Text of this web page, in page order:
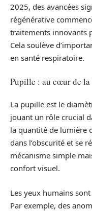
2025, des avancées
régénérative
traitements innovants
Cela soulève
en santé respiratoire.
Pupille : au cœur de
La pupille est le
jouant un rôle crucial
la quantité de lumière
dans l’obscurité et se
mécanisme simple
confort visuel.
Les yeux humains
Par exemple, des